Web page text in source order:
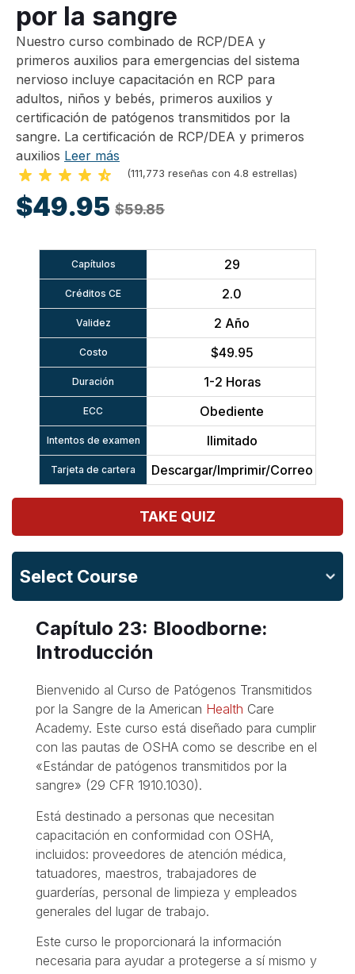
por la sangre
Nuestro curso combinado de RCP/DEA y
primeros auxilios para emergencias del sistema
nervioso incluye capacitación en RCP para
adultos, niños y bebés, primeros auxilios y
certificación de patógenos transmitidos por la
sangre. La certificación de RCP/DEA y primeros
auxilios Leer más
(111,773 reseñas con 4.8 estrellas)
$49.95 $59.85
Capítulos 29
Créditos CE 2.0
Validez 2 Año
Costo $49.95
Duración 1-2 Horas
ECC Obediente
Intentos de examen Ilimitado
Tarjeta de cartera Descargar/Imprimir/Correo
TAKE QUIZ
Select Course
Capítulo 23: Bloodborne:
Introducción
Bienvenido al Curso de Patógenos Transmitidos
por la Sangre de la American Health Care
Academy. Este curso está diseñado para cumplir
con las pautas de OSHA como se describe en el
«Estándar de patógenos transmitidos por la
sangre» (29 CFR 1910.1030).
Está destinado a personas que necesitan
capacitación en conformidad con OSHA,
incluidos: proveedores de atención médica,
tatuadores, maestros, trabajadores de
guarderías, personal de limpieza y empleados
generales del lugar de trabajo.
Este curso le proporcionará la información
necesaria para ayudar a protegerse a sí mismo y